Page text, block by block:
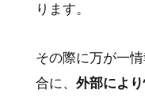
ります。
その際に万が一
合に、 外部によ